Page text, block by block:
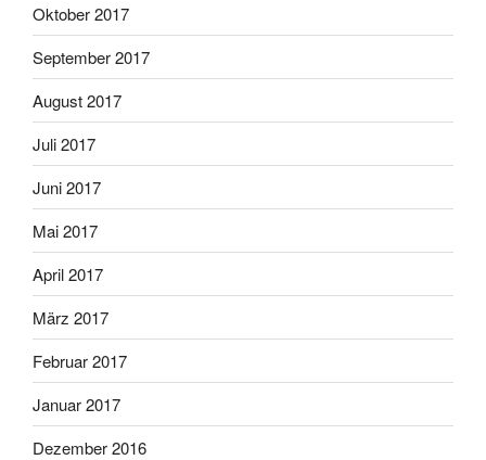
Oktober 2017
September 2017
August 2017
Juli 2017
Juni 2017
Mai 2017
April 2017
März 2017
Februar 2017
Januar 2017
Dezember 2016